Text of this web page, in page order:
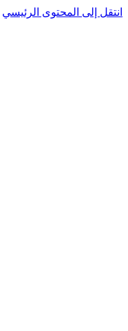
إلى المحتوى الرئيسي